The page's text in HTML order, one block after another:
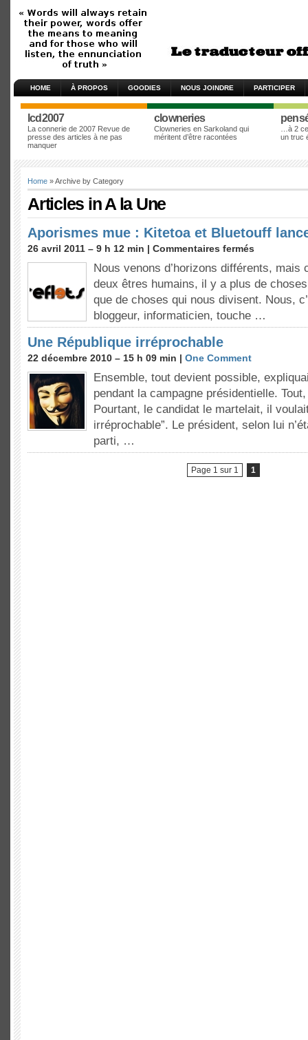
HOME À PROPOS GOODIES NOUS JOINDRE PARTICIPER
lcd2007
La connerie de 2007 Revue de
presse des articles à ne pas
manquer
clowneries
Clowneries en Sarkoland qui
méritent d’être racontées
…à 2
un truc
Home » Archive by Category
Articles inA la Une
Aporismes mue : Kitetoa et Bluetouff
26 avril 2011 – 9 h 12 min | Commentaires fermés
Nous venons d’horizons différents, mais
deux êtres humains, il y a plus de
que de choses qui nous divisent. Nous,
bloggeur, informaticien, touche …
Une République irréprochable
22 décembre 2010 – 15 h 09 min | One Comment
Ensemble, tout devient possible,
pendant la campagne présidentielle.
Pourtant, le candidat le martelait, il
irréprochable”. Le président, selon lui
parti, …
Page 1 sur 1 1